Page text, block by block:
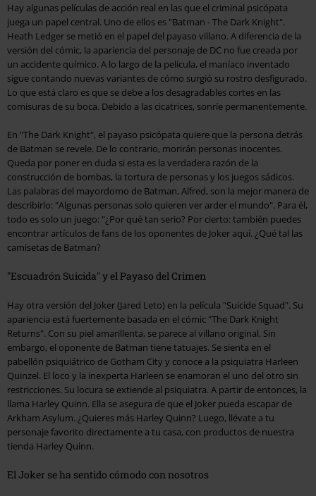
Hay algunas películas de acción real en las que el criminal psicópata
juega un papel central. Uno de ellos es "Batman - The Dark Knight".
Heath Ledger se metió en el papel del payaso villano. A diferencia de la
versión del cómic, la apariencia del personaje de DC no fue creada por
un accidente químico. A lo largo de la película, el maníaco inventado
sigue contando nuevas variantes de cómo surgió su rostro desfigurado.
Lo que está claro es que se debe a los desagradables cortes en las
comisuras de su boca. Debido a las cicatrices, sonríe permanentemente.
En "The Dark Knight", el payaso psicópata quiere que la persona detrás
de Batman se revele. De lo contrario, morirán personas inocentes.
Queda por poner en duda si esta es la verdadera razón de la
construcción de bombas, la tortura de personas y los juegos sádicos.
Las palabras del mayordomo de Batman, Alfred, son la mejor manera de
describirlo: "Algunas personas solo quieren ver arder el mundo". Para él,
todo es solo un juego: "¿Por qué tan serio? Por cierto: también puedes
encontrar artículos de fans de los oponentes de Joker aquí. ¿Qué tal las
camisetas de Batman?
"Escuadrón Suicida" y el Payaso del Crimen
Hay otra versión del Joker (Jared Leto) en la película "Suicide Squad". Su
apariencia está fuertemente basada en el cómic "The Dark Knight
Returns". Con su piel amarillenta, se parece al villano original. Sin
embargo, el oponente de Batman tiene tatuajes. Se sienta en el
pabellón psiquiátrico de Gotham City y conoce a la psiquiatra Harleen
Quinzel. El loco y la inexperta Harleen se enamoran el uno del otro sin
restricciones. Su locura se extiende al psiquiatra. A partir de entonces, la
llama Harley Quinn. Ella se asegura de que el Joker pueda escapar de
Arkham Asylum. ¿Quieres más Harley Quinn? Luego, llévate a tu
personaje favorito directamente a tu casa, con productos de nuestra
tienda Harley Quinn.
El Joker se ha sentido cómodo con nosotros